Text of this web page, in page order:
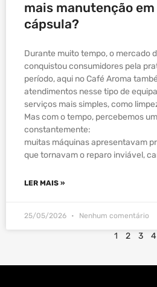
mais manutenção
cápsula?
Durante muito tempo, o mercado
conquistou consumidores pela
período, aqui no Café Aroma
atendimentos nesse tipo de
serviços mais simples, como
Mas com o tempo, percebemos
constantemente:
muitas máquinas apresentavam
que tornavam o reparo inviável,
LER MAIS »
25/05/2026 Nenhum comentário
1 2 3 4